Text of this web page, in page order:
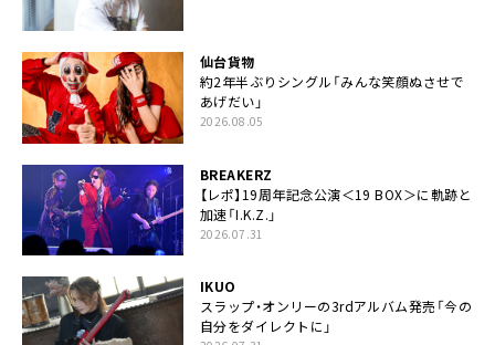
仙台貨物
約2年半ぶりシングル「みんな笑顔ぬさせで
あげだい」
2026.08.05
BREAKERZ
【レポ】19周年記念公演＜19 BOX＞に軌跡と
加速「I.K.Z.」
2026.07.31
IKUO
スラップ・オンリーの3rdアルバム発売「今の
自分をダイレクトに」